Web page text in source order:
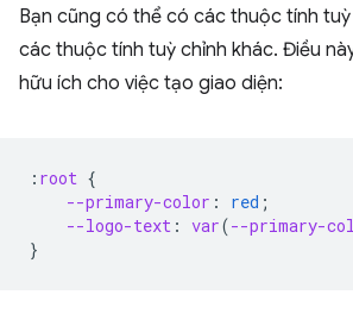
Bạn cũng có thể có các thuộc tính
các thuộc tính tuỳ chỉnh khác. Điều
hữu ích cho việc tạo giao diện:
: root {
--primary-color : red ;
--logo-text : var(--primary-
}